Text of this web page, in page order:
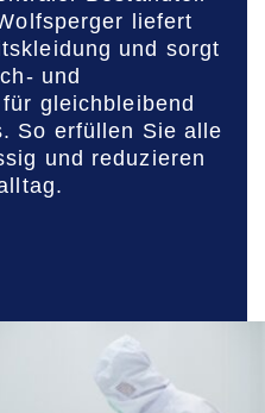
liefert
und sorgt
und
gleichbleibend
So erfüllen Sie alle
und reduzieren